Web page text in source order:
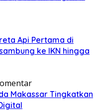
Api Pertama di
ke IKN hingga
Makassar Tingkatkan